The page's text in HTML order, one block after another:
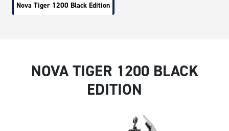
Nova Tiger 1200 Black Edition
NOVA TIGER 1200 BLACK
EDITION